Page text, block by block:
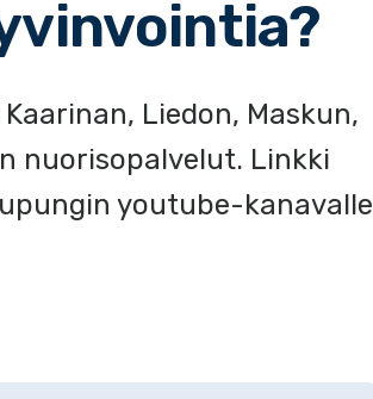
Liedon, Maskun,
nuorisopalvelut. Linkki
youtube-kanavalle